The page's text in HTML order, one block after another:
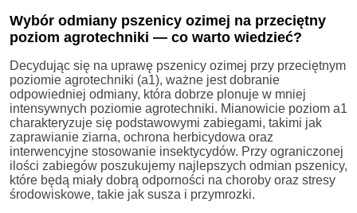
Wybór odmiany pszenicy ozimej na przeciętny
poziom agrotechniki — co warto wiedzieć?
Decydując się na uprawę pszenicy ozimej przy przeciętnym
poziomie agrotechniki (a1), ważne jest dobranie
odpowiedniej odmiany, która dobrze plonuje w mniej
intensywnych poziomie agrotechniki. Mianowicie poziom a1
charakteryzuje się podstawowymi zabiegami, takimi jak
zaprawianie ziarna, ochrona herbicydowa oraz
interwencyjne stosowanie insektycydów. Przy ograniczonej
ilości zabiegów poszukujemy najlepszych odmian pszenicy,
które będą miały dobrą odporności na choroby oraz stresy
środowiskowe, takie jak susza i przymrozki.